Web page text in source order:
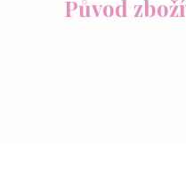
Původ zboží